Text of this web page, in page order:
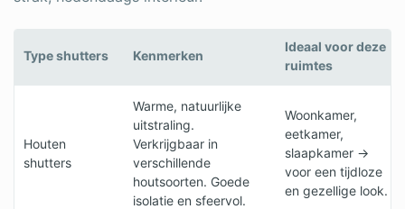
Type shutters Kenmerken
Ideaal voor deze
ruimtes
Houten
shutters
Warme, natuurlijke
uitstraling.
Verkrijgbaar in
verschillende
houtsoorten. Goede
isolatie en sfeervol.
Woonkamer,
eetkamer,
slaapkamer ->
voor een tijdloze
en gezellige look.